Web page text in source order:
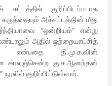
குறிப்பிடப்படாத
அச்சட்டத்தின் மீது
இந்தியாவை “ஒன்றியம்” என்று
அதில் ஒற்றையாட்சித்
என்பதை தி.மு.க.வின்
காலஞ்சென்ற கு.ச.ஆனந்தன்
குறிப்பிட்டுள்ளார்.